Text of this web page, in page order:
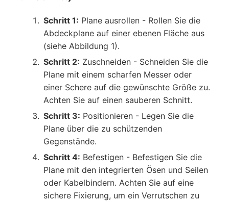
Schritt 1: Plane ausrollen - Rollen Sie die
Abdeckplane auf einer ebenen Fläche aus
(siehe Abbildung 1).
Schritt 2: Zuschneiden - Schneiden Sie die
Plane mit einem scharfen Messer oder
einer Schere auf die gewünschte Größe zu.
Achten Sie auf einen sauberen Schnitt.
Schritt 3: Positionieren - Legen Sie die
Plane über die zu schützenden
Gegenstände.
Schritt 4: Befestigen - Befestigen Sie die
Plane mit den integrierten Ösen und Seilen
oder Kabelbindern. Achten Sie auf eine
sichere Fixierung, um ein Verrutschen zu